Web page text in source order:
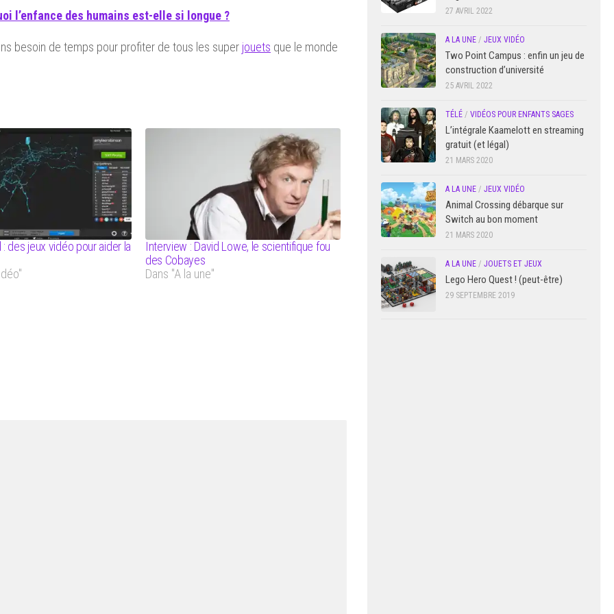
l’enfance des humains est-elle si longue ?
besoin de temps pour profiter de tous les super jouets que le monde
des jeux vidéo pour aider la
Interview : David Lowe, le scientifique fou
des Cobayes
Dans "A la une"
27 AVRIL 2022
A LA UNE / JEUX VIDÉO
Two Point Campus : enfin un jeu de
construction d’université
25 AVRIL 2022
TÉLÉ / VIDÉOS POUR ENFANTS SAGES
L’intégrale Kaamelott en streaming
gratuit (et légal)
21 MARS 2020
A LA UNE / JEUX VIDÉO
Animal Crossing débarque sur
Switch au bon moment
21 MARS 2020
A LA UNE / JOUETS ET JEUX
Lego Hero Quest ! (peut-être)
29 SEPTEMBRE 2019